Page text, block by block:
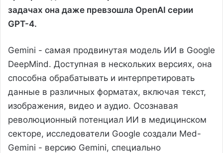
задачах она даже превзошла OpenAI серии
GPT-4.
Gemini - самая продвинутая модель ИИ в Google
DeepMind. Доступная в нескольких версиях, она
способна обрабатывать и интерпретировать
данные в различных форматах, включая текст,
изображения, видео и аудио. Осознавая
революционный потенциал ИИ в медицинском
секторе, исследователи Google создали Med-
Gemini - версию Gemini, специально